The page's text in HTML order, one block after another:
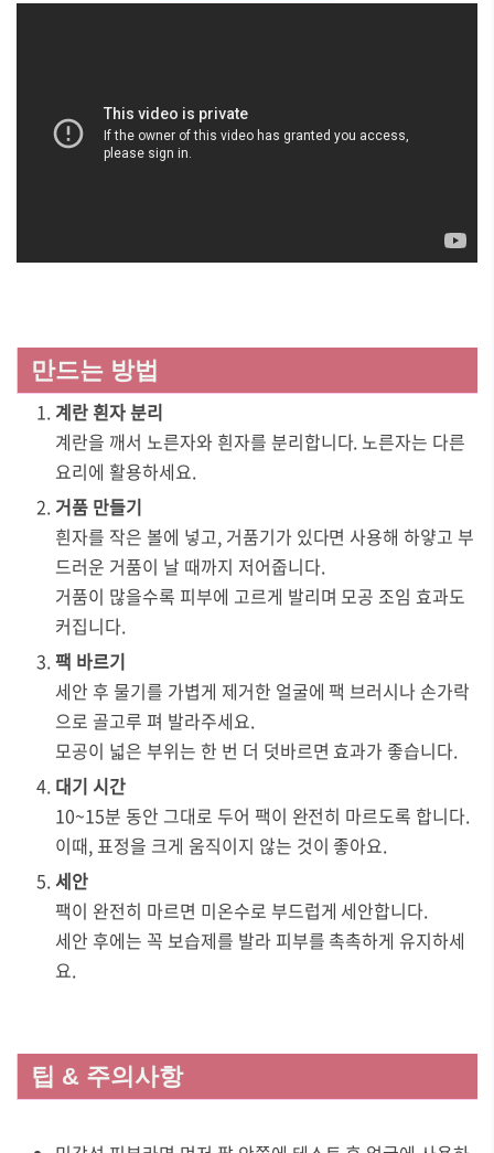
만드는 방법
계란 흰자 분리
계란을 깨서 노른자와 흰자를 분리합니다. 노른자는 다른
요리에 활용하세요.
거품 만들기
흰자를 작은 볼에 넣고, 거품기가 있다면 사용해 하얗고 부
드러운 거품이 날 때까지 저어줍니다.
거품이 많을수록 피부에 고르게 발리며 모공 조임 효과도
커집니다.
팩 바르기
세안 후 물기를 가볍게 제거한 얼굴에 팩 브러시나 손가락
으로 골고루 펴 발라주세요.
모공이 넓은 부위는 한 번 더 덧바르면 효과가 좋습니다.
대기 시간
10~15분 동안 그대로 두어 팩이 완전히 마르도록 합니다.
이때, 표정을 크게 움직이지 않는 것이 좋아요.
세안
팩이 완전히 마르면 미온수로 부드럽게 세안합니다.
세안 후에는 꼭 보습제를 발라 피부를 촉촉하게 유지하세
요.
팁 & 주의사항